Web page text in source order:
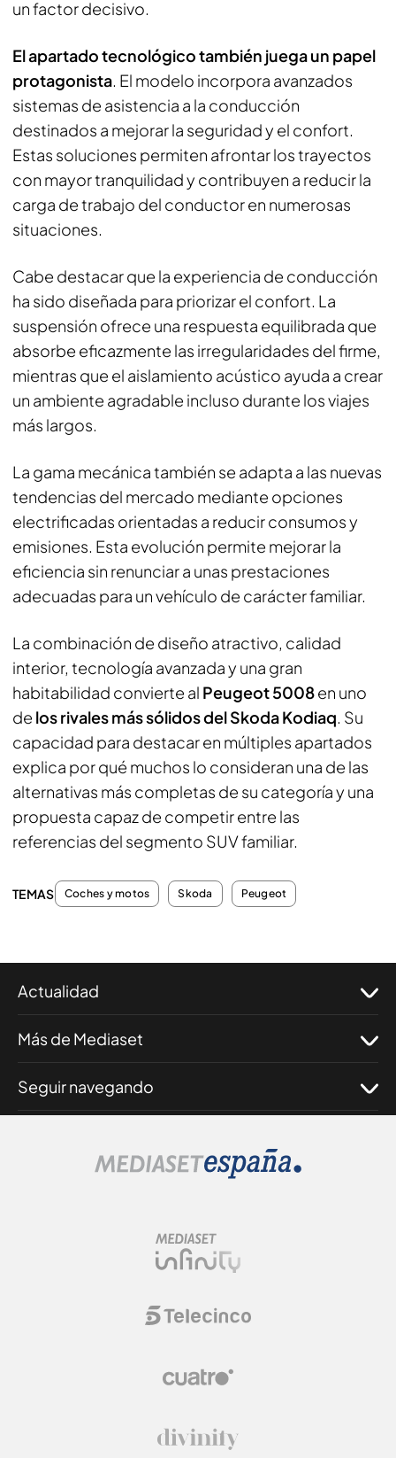
un factor decisivo.
El apartado tecnológico también juega un papel
protagonista. El modelo incorpora avanzados
sistemas de asistencia a la conducción
destinados a mejorar la seguridad y el confort.
Estas soluciones permiten afrontar los trayectos
con mayor tranquilidad y contribuyen a reducir la
carga de trabajo del conductor en numerosas
situaciones.
Cabe destacar que la experiencia de conducción
ha sido diseñada para priorizar el confort. La
suspensión ofrece una respuesta equilibrada que
absorbe eficazmente las irregularidades del firme,
mientras que el aislamiento acústico ayuda a crear
un ambiente agradable incluso durante los viajes
más largos.
La gama mecánica también se adapta a las nuevas
tendencias del mercado mediante opciones
electrificadas orientadas a reducir consumos y
emisiones. Esta evolución permite mejorar la
eficiencia sin renunciar a unas prestaciones
adecuadas para un vehículo de carácter familiar.
La combinación de diseño atractivo, calidad
interior, tecnología avanzada y una gran
habitabilidad convierte al Peugeot 5008en uno
de los rivales más sólidos del Skoda Kodiaq. Su
capacidad para destacar en múltiples apartados
explica por qué muchos lo consideran una de las
alternativas más completas de su categoría y una
propuesta capaz de competir entre las
referencias del segmento SUV familiar.
TEMAS Coches y motos Skoda Peugeot
Actualidad
Más de Mediaset
Seguir navegando